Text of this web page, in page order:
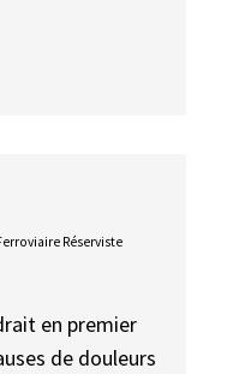
Réserviste
en premier
de douleurs